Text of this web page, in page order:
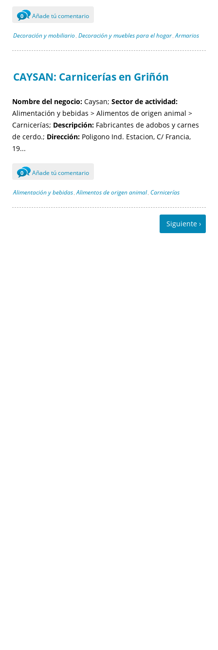
0 Añade tú comentario
Decoración y mobiliario , Decoración y muebles para el hogar , Armarios
CAYSAN: Carnicerías en Griñón
Nombre del negocio: Caysan; Sector de actividad:
Alimentación y bebidas > Alimentos de origen animal >
Carnicerías; Descripción: Fabricantes de adobos y carnes
de cerdo.; Dirección: Poligono Ind. Estacion, C/ Francia,
19...
0 Añade tú comentario
Alimentación y bebidas , Alimentos de origen animal , Carnicerías